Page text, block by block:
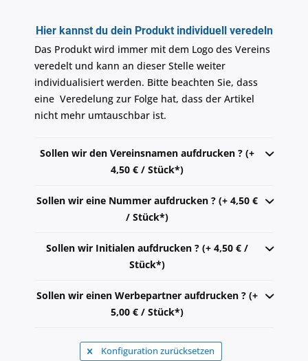
Hier kannst du dein Produkt individuell veredeln
Das Produkt wird immer mit dem Logo des Vereins
veredelt und kann an dieser Stelle weiter
individualisiert werden. Bitte beachten Sie, dass
eine Veredelung zur Folge hat, dass der Artikel
nicht mehr umtauschbar ist.
Sollen wir den Vereinsnamen aufdrucken ? (+
4,50 € / Stück*)
Sollen wir eine Nummer aufdrucken ? (+ 4,50 €
/ Stück*)
Sollen wir Initialen aufdrucken ? (+ 4,50 € /
Stück*)
Sollen wir einen Werbepartner aufdrucken ? (+
5,00 € / Stück*)
Konfiguration zurücksetzen